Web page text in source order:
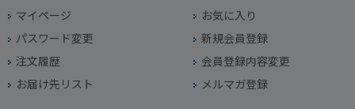
マイページ
お気に入り
パスワード変更
新規会員登録
注文履歴
会員登録内容変更
お届け先リスト
メルマガ登録